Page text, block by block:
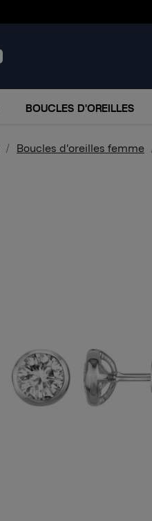
BOUCLES D'OREILLES
Boucles d'oreilles femme